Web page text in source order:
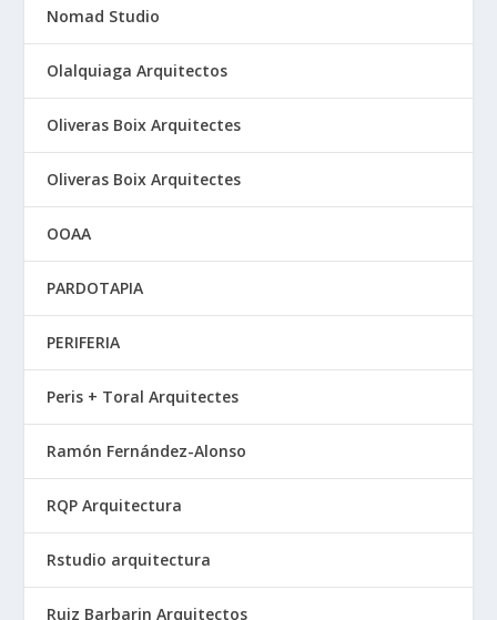
Nomad Studio
Olalquiaga Arquitectos
Oliveras Boix Arquitectes
Oliveras Boix Arquitectes
OOAA
PARDOTAPIA
PERIFERIA
Peris + Toral Arquitectes
Ramón Fernández-Alonso
RQP Arquitectura
Rstudio arquitectura
Ruiz Barbarin Arquitectos